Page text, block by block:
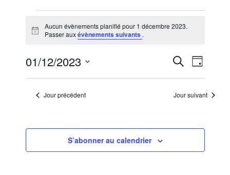
Notice
Aucun évènements planifié pour 1 décembre 2023.
Passer auxévènements suivants .
Recherche
et
navigation
Recherche
de
vues
Jour
01/12/2023
date. Jour précédent Jour suivant
S’abonner au calendrier